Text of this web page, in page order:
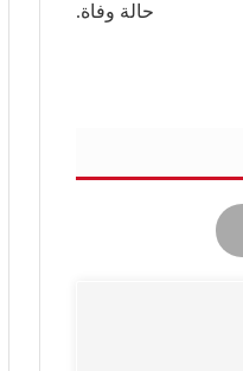
حالة وفاة.